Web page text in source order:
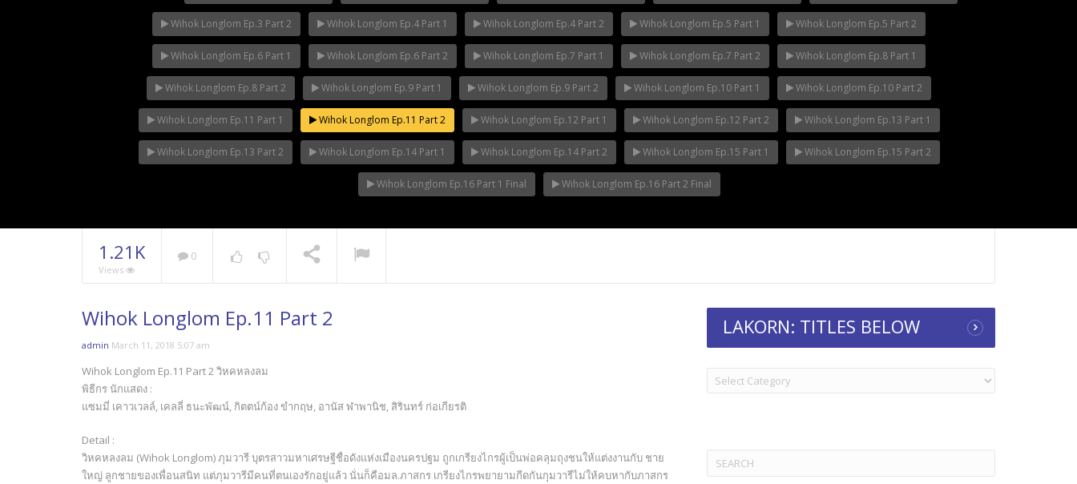
NOW PLAYING Mani Nakha Ep.14 Mani Nakha Ep.13 Mani Nakha Ep.12 Mani Nakha Ep.11
Wihok Longlom Ep.3 Part 2 Wihok Longlom Ep.4 Part 1 Wihok Longlom Ep.4 Part 2 Wihok Longlom Ep.5 Part 1 Wihok Longlom Ep.5 Part 2
Wihok Longlom Ep.6 Part 1 Wihok Longlom Ep.6 Part 2 Wihok Longlom Ep.7 Part 1 Wihok Longlom Ep.7 Part 2 Wihok Longlom Ep.8 Part 1
Wihok Longlom Ep.8 Part 2 Wihok Longlom Ep.9 Part 1 Wihok Longlom Ep.9 Part 2 Wihok Longlom Ep.10 Part 1 Wihok Longlom Ep.10 Part 2
Wihok Longlom Ep.11 Part 1 Wihok Longlom Ep.11 Part 2 Wihok Longlom Ep.12 Part 1 Wihok Longlom Ep.12 Part 2 Wihok Longlom Ep.13 Part 1
Wihok Longlom Ep.13 Part 2 Wihok Longlom Ep.14 Part 1 Wihok Longlom Ep.14 Part 2 Wihok Longlom Ep.15 Part 1 Wihok Longlom Ep.15 Part 2
Wihok Longlom Ep.16 Part 1 Final Wihok Longlom Ep.16 Part 2 Final
1.21K
Views
0
Wihok Longlom Ep.11 Part 2
admin March 11, 2018 5:07 am
Wihok Longlom Ep.11 Part 2 วิหคหลงลม
พิธีกร นักแสดง :
แซมมี่ เคาวเวลล์, เคลลี่ ธนะพัฒน์, กิตตน์ก้อง ขำกฤษ, อานัส ฬาพานิช, สิรินทร์ ก่อเกียรติ
Detail :
วิหคหลงลม (Wihok Longlom) ภุมวารี บุตรสาวมหาเศรษฐีชื่อดังแห่งเมืองนครปฐม ถูกเกรียงไกรผู้เป็นพ่อคลุมถุงชนให้แต่งงานกับ ชาย
ใหญ่ ลูกชายของเพื่อนสนิท แต่ภุมวารีมีคนที่ตนเองรักอยู่แล้ว นั่นก็คือมล.ภาสกร เกรียงไกรพยายามกีดกันกุมวารีไม่ให้คบหากับภาสกร
LAKORN: TITLES BELOW
LAKORN:
TITLES
Search
for: